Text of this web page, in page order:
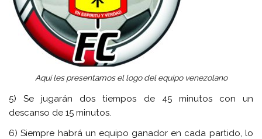
Aquí les presentamos el logo del equipo venezolano
5) Se jugarán dos tiempos de 45 minutos con un
descanso de 15 minutos.
6) Siempre habrá un equipo ganador en cada partido, lo